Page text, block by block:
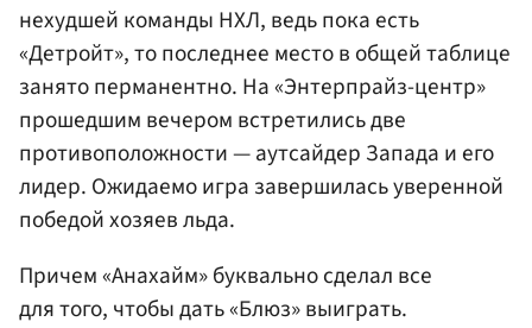
нехудшей команды НХЛ, ведь пока есть
«Детройт», то последнее место в общей таблице
занято перманентно. На «Энтерпрайз-центр»
прошедшим вечером встретились две
противоположности — аутсайдер Запада и его
лидер. Ожидаемо игра завершилась уверенной
победой хозяев льда.
Причем «Анахайм» буквально сделал все
для того, чтобы дать «Блюз» выиграть.